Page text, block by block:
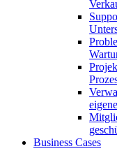
Business Cases